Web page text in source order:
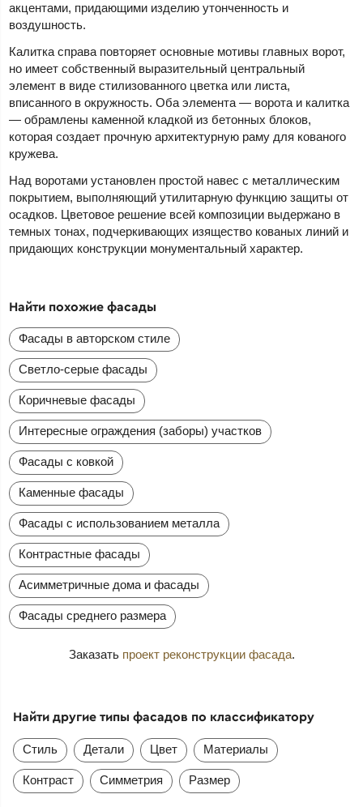
акцентами, придающими изделию утонченность и
воздушность.
Калитка справа повторяет основные мотивы главных ворот,
но имеет собственный выразительный центральный
элемент в виде стилизованного цветка или листа,
вписанного в окружность. Оба элемента — ворота и калитка
— обрамлены каменной кладкой из бетонных блоков,
которая создает прочную архитектурную раму для кованого
кружева.
Над воротами установлен простой навес с металлическим
покрытием, выполняющий утилитарную функцию защиты от
осадков. Цветовое решение всей композиции выдержано в
темных тонах, подчеркивающих изящество кованых линий и
придающих конструкции монументальный характер.
Найти похожие фасады
Фасады в авторском стиле
Светло-серые фасады
Коричневые фасады
Интересные ограждения (заборы) участков
Фасады с ковкой
Каменные фасады
Фасады с использованием металла
Контрастные фасады
Асимметричные дома и фасады
Фасады среднего размера
Заказать проект реконструкции фасада.
Найти другие типы фасадов по классификатору
Стиль Детали Цвет Материалы
Контраст Симметрия Размер